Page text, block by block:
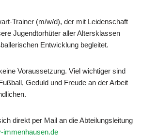
Trainer (m/w/d), der mit Leidenschaft
Jugendtorhüter aller Altersklassen
Entwicklung begleitet.
Voraussetzung. Viel wichtiger sind
Geduld und Freude an der Arbeit
direkt per Mail an die Abteilungsleitung
immenhausen.de